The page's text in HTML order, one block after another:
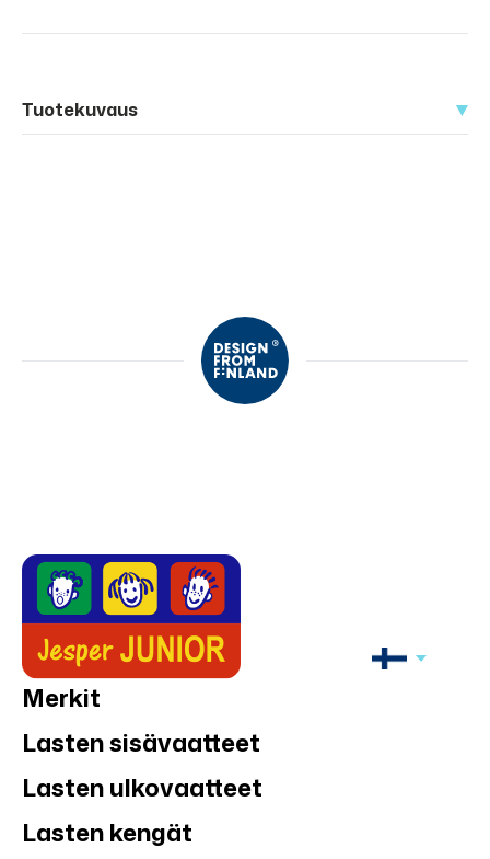
Tuotekuvaus
Merkit
Lasten sisävaatteet
Lasten ulkovaatteet
Lasten kengät